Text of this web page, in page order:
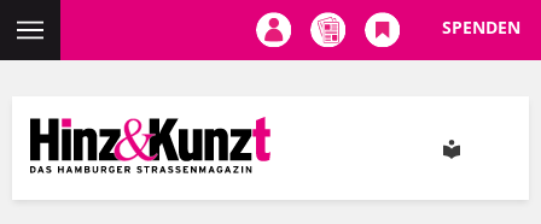
Inhalt
SPENDEN